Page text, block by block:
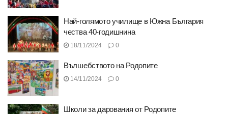
Най-голямото училище в Южна България
чества 40-годишнина
18/11/2024 0
Вълшебството на Родопите
14/11/2024 0
Школи за дарования от Родопите